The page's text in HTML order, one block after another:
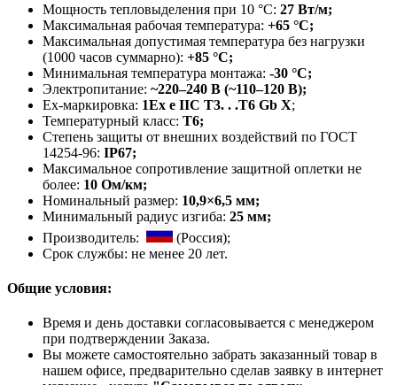
Мощность тепловыделения при 10 °C: 27 Вт/м;
Максимальная рабочая температура: +65 °C;
Максимальная допустимая температура без нагрузки
(1000 часов суммарно): +85 °C;
Минимальная температура монтажа: -30 °С;
Электропитание: ~220–240 В (~110–120 В);
Ех-маркировка: 1Ех е IIС Т3. . .Т6 Gb X;
Температурный класс: Т6;
Степень защиты от внешних воздействий по ГОСТ
14254-96: IP67;
Максимальное сопротивление защитной оплетки не
более: 10 Oм/км;
Номинальный размер: 10,9×6,5 мм;
Минимальный радиус изгиба: 25 мм;
Производитель:
(Россия);
Срок службы: не менее 20 лет.
Общие условия:
Время и день доставки согласовывается с менеджером
при подтверждении Заказа.
Вы можете самостоятельно забрать заказанный товар в
нашем офисе, предварительно сделав заявку в интернет